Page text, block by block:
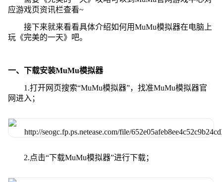
应游戏页资讯栏查看~
接下来就来看看具体介绍如何用MuMu模拟器在电脑上
玩《完美的一天》吧。
一、下载安装MuMu模拟器
1.打开网页搜索“MuMu模拟器”，找准MuMu模拟器官
网进入；
2.点击“下载MuMu模拟器”进行下载；